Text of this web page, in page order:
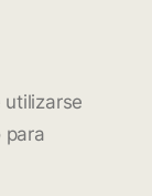
para